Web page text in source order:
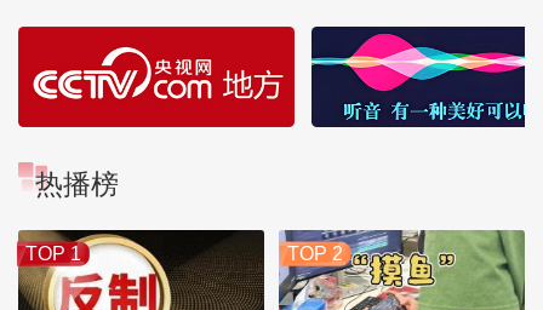
热播榜
TOP 1 TOP 2